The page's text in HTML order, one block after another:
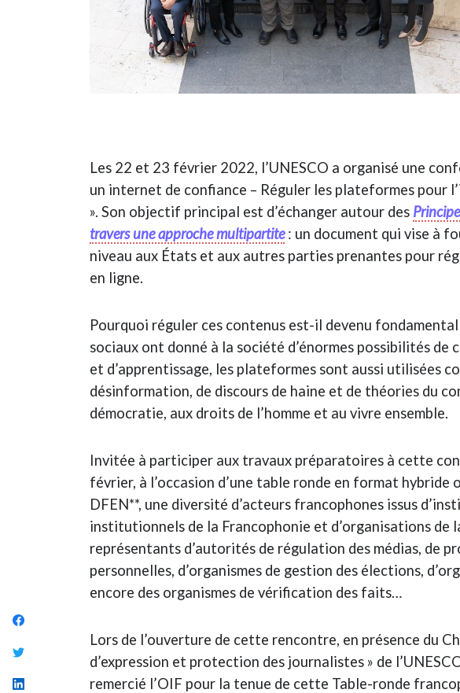
Les 22 et 23 février 2022, l’UNESCO a organisé une
un internet de confiance – Réguler les plateformes pour
». Son objectif principal est d’échanger autour des
travers une approche multipartite: un document qui vise à
niveau aux États et aux autres parties prenantes pour
en ligne.
Pourquoi réguler ces contenus est-il devenu
sociaux ont donné à la société d’énormes possibilités
et d’apprentissage, les plateformes sont aussi utilisées
désinformation, de discours de haine et de théories du
démocratie, aux droits de l’homme et au vivre ensemble.
Invitée à participer aux travaux préparatoires à cette
février, à l’occasion d’une table ronde en format hybride
DFEN**, une diversité d’acteurs francophones issus
institutionnels de la Francophonie et d’organisations de
représentants d’autorités de régulation des médias, de
personnelles, d’organismes de gestion des élections,
encore des organismes de vérification des faits…
Lors de l’ouverture de cette rencontre, en présence du
d’expression et protection des journalistes » de
remercié l’OIF pour la tenue de cette Table-ronde